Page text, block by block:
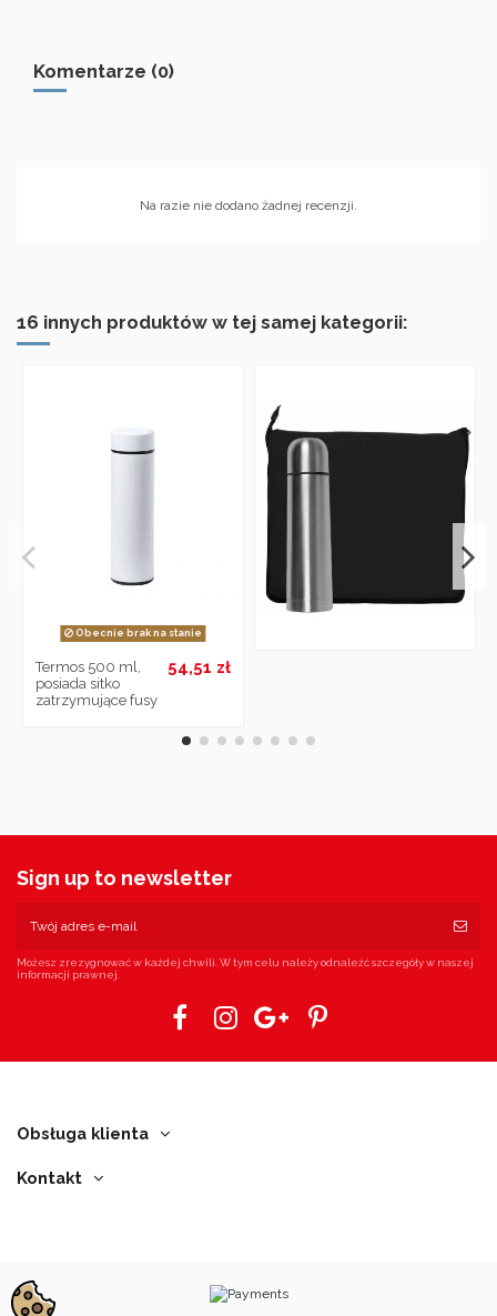
Komentarze (0)
Na razie nie dodano żadnej recenzji.
16 innych produktów w tej samej kategorii:
Obecnie brak na stanie
Termos 500 ml,
posiada sitko
zatrzymujące fusy
54,51 zł
Sign up to newsletter
Możesz zrezygnować w każdej chwili. W tym celu należy odnaleźć szczegóły w naszej
informacji prawnej.
Obsługa klienta
Kontakt